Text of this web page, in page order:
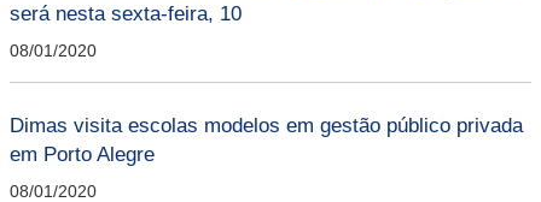
será nesta sexta-feira, 10
08/01/2020
Dimas visita escolas modelos em gestão público privada
em Porto Alegre
08/01/2020